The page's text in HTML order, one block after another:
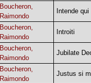
Boucheron,
Raimondo
Intende
Boucheron,
Raimondo
Introiti
Boucheron,
Raimondo
Jubilate
Boucheron,
Raimondo
Justus si